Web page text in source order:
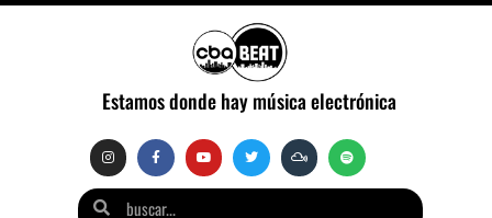
Estamos donde hay música electrónica